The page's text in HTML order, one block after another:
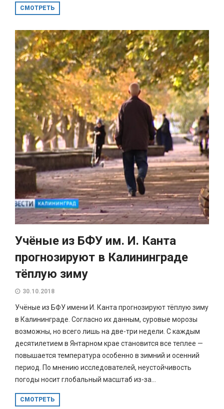
СМОТРЕТЬ
Учёные из БФУ им. И. Канта
прогнозируют в Калининграде
тёплую зиму
30.10.2018
Учёные из БФУ имени И. Канта прогнозируют тёплую зиму
в Калининграде. Согласно их данным, суровые морозы
возможны, но всего лишь на две-три недели. С каждым
десятилетием в Янтарном крае становится все теплее —
повышается температура особенно в зимний и осенний
период. По мнению исследователей, неустойчивость
погоды носит глобальный масштаб из-за...
СМОТРЕТЬ